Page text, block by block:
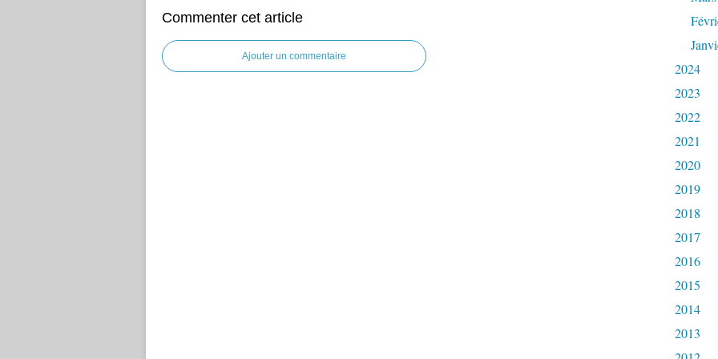
Commenter cet article
Ajouter un commentaire
2024
2023
2022
2021
2020
2019
2018
2017
2016
2015
2014
2013